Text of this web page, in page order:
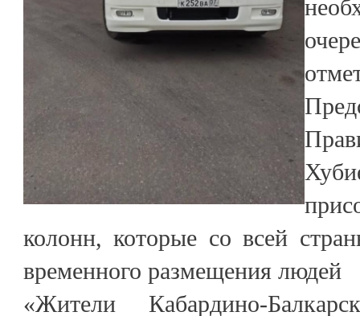
колонн, которые со всей
временного размещения людей
«Жители Кабардино-